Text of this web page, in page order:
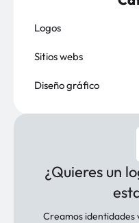
Logos
Sitios webs
Diseño gráfico
¿Quieres un
Creamos identidades